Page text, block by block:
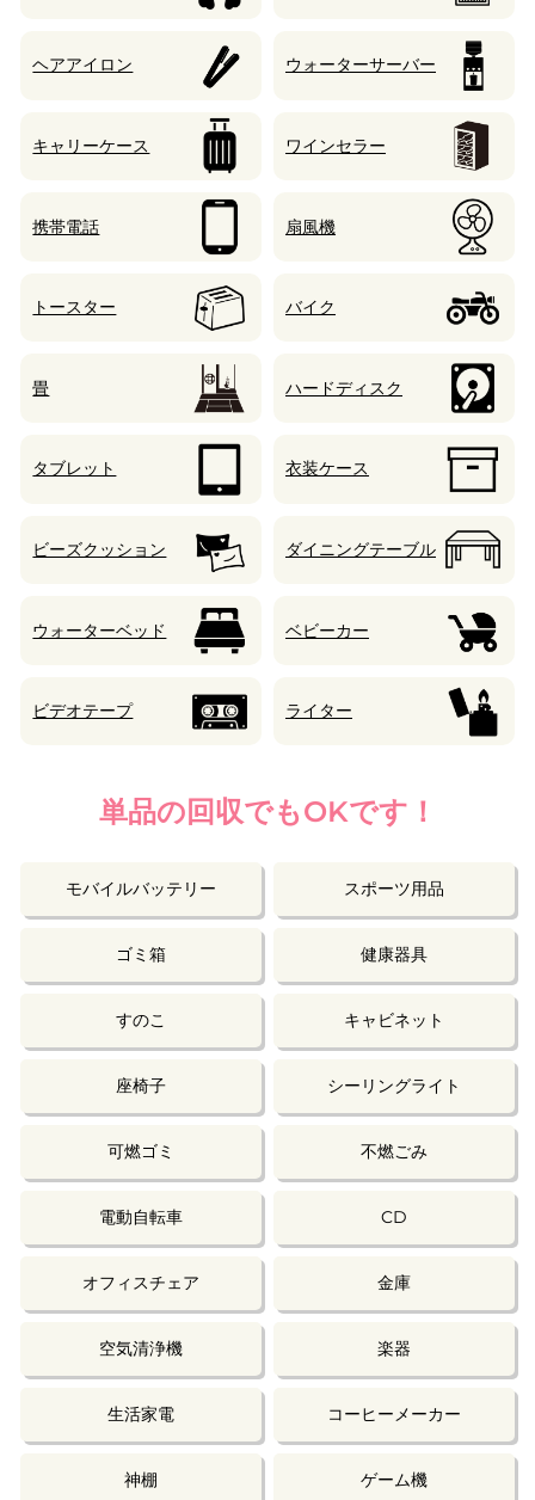
ヘアアイロン ウォーターサーバー
キャリーケース ワインセラー
携帯電話 扇風機
トースター バイク
畳 ハードディスク
タブレット 衣装ケース
ビーズクッション ダイニングテーブル
ウォーターベッド ベビーカー
ビデオテープ ライター
単品の回収でもOKです！
モバイルバッテリー スポーツ用品
ゴミ箱 健康器具
すのこ キャビネット
座椅子 シーリングライト
可燃ゴミ 不燃ごみ
電動自転車 CD
オフィスチェア 金庫
空気清浄機 楽器
生活家電 コーヒーメーカー
神棚 ゲーム機